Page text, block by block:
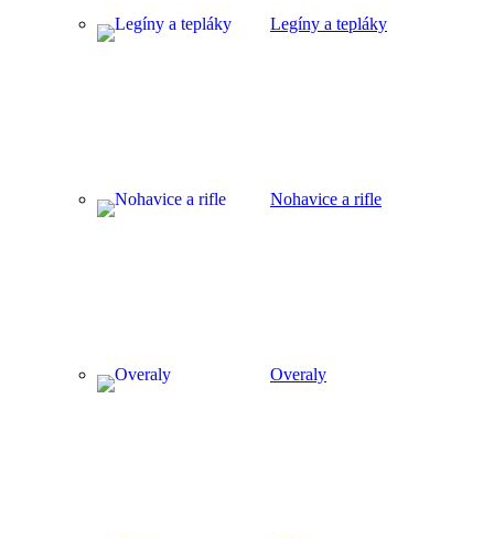
Legíny a tepláky
Nohavice a rifle
Overaly